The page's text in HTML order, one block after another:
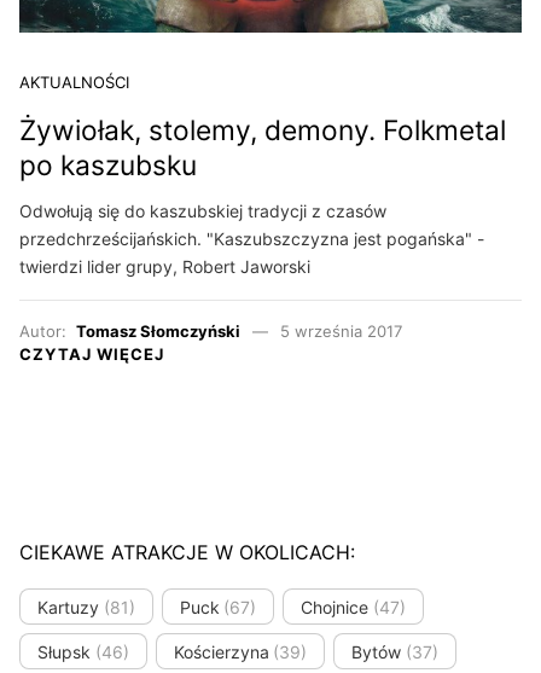
AKTUALNOŚCI
Żywiołak, stolemy, demony. Folkmetal
po kaszubsku
Odwołują się do kaszubskiej tradycji z czasów
przedchrześcijańskich. "Kaszubszczyzna jest pogańska" -
twierdzi lider grupy, Robert Jaworski
Autor: Tomasz Słomczyński
5 września 2017
CZYTAJ WIĘCEJ
CIEKAWE ATRAKCJE W OKOLICACH:
Kartuzy (81) Puck (67) Chojnice (47)
Słupsk (46) Kościerzyna (39) Bytów (37)